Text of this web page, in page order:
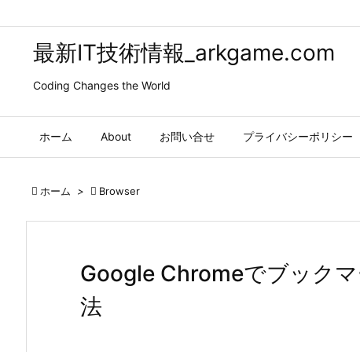
最新IT技術情報_arkgame.com
Coding Changes the World
ホーム About お問い合せ プライバシーポリシー
 ホーム >  Browser
Google Chromeでブック
法